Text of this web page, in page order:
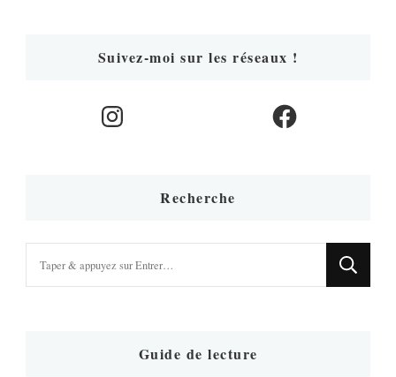
Suivez-moi sur les réseaux !
Instagram Facebook
Recherche
Guide de lecture